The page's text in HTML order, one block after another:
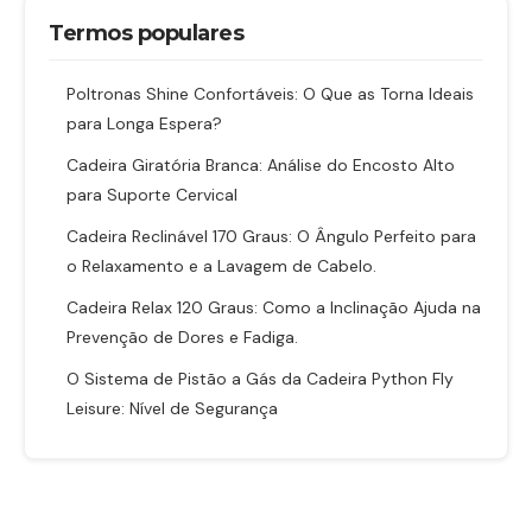
Termos populares
Poltronas Shine Confortáveis: O Que as Torna Ideais
para Longa Espera?
Cadeira Giratória Branca: Análise do Encosto Alto
para Suporte Cervical
Cadeira Reclinável 170 Graus: O Ângulo Perfeito para
o Relaxamento e a Lavagem de Cabelo.
Cadeira Relax 120 Graus: Como a Inclinação Ajuda na
Prevenção de Dores e Fadiga.
O Sistema de Pistão a Gás da Cadeira Python Fly
Leisure: Nível de Segurança